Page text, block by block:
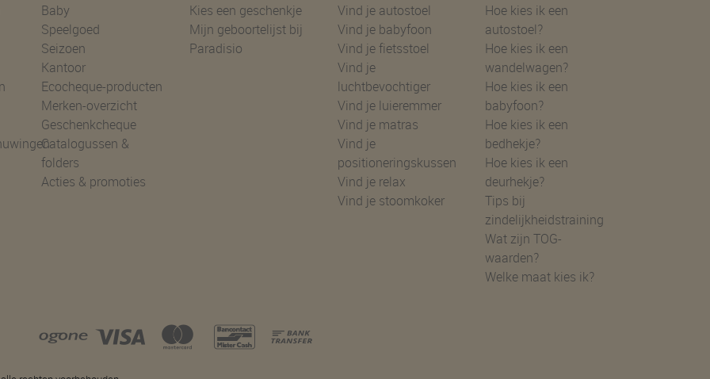
Baby
Speelgoed
Seizoen
Kantoor
Ecocheque-producten
Merken-overzicht
Geschenkcheque
Catalogussen &
folders
Acties & promoties
Kies een geschenkje
Mijn geboortelijst bij
Paradisio
Vind je autostoel
Vind je babyfoon
Vind je fietsstoel
Vind je
luchtbevochtiger
Vind je luieremmer
Vind je matras
Vind je
positioneringskussen
Vind je relax
Vind je stoomkoker
Hoe kies ik een
autostoel?
Hoe kies ik een
wandelwagen?
Hoe kies ik een
babyfoon?
Hoe kies ik een
bedhekje?
Hoe kies ik een
deurhekje?
Tips bij
zindelijkheidstraining
Wat zijn TOG-
waarden?
Welke maat kies ik?